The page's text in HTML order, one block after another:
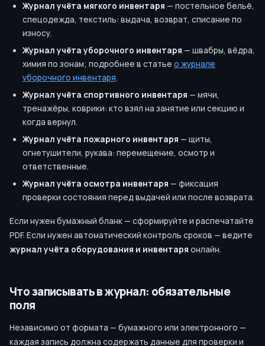
Журнал учёта мягкого инвентаря — постельное бельё,
спецодежда, текстиль: выдача, возврат, списание по
износу.
Журнал учёта уборочного инвентаря — швабры, вёдра,
химия по зонам; подробнее в статье о журнале
уборочного инвентаря.
Журнал учёта спортивного инвентаря — мячи,
тренажёры, коврики: кто взял на занятие или секцию и
когда вернул.
Журнал учёта пожарного инвентаря — щиты,
огнетушители, рукава: перемещение, осмотр и
ответственные.
Журнал учёта осмотра инвентаря — фиксация
проверки состояния перед выдачей или после возврата.
Если нужен бумажный бланк — сформируйте и распечатайте
PDF. Если нужен автоматический контроль сроков — ведите
журнал учёта оборудования и инвентаря онлайн.
Что записывать в журнал: обязательные
поля
Независимо от формата — бумажного или электронного —
каждая запись должна содержать данные для проверки и